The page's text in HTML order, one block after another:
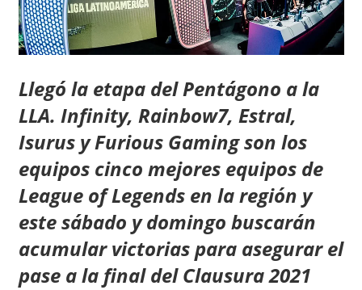
Llegó la etapa del Pentágono a la
LLA. Infinity, Rainbow7, Estral,
Isurus y Furious Gaming son los
equipos cinco mejores equipos de
League of Legends en la región y
este sábado y domingo buscarán
acumular victorias para asegurar el
pase a la final del Clausura 2021